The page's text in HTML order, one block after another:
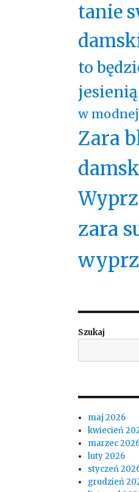
tanie
to
jesienią
w
Zara
zara
Szukaj
maj 2026
kwiecień
marzec
luty 2026
styczeń
grudzień